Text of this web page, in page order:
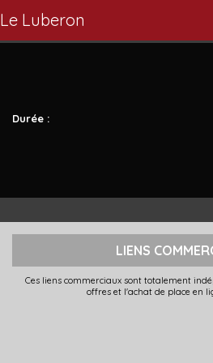
Le Luberon
Durée :
LIENS
Ces liens commerciaux sont totalement
offres et l'achat de place en